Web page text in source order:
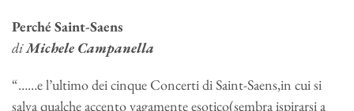
Perché Saint-Saens
diMichele Campanella
“……e l’ultimo dei cinque Concerti di Saint-Saens,in cui si
salva qualche accento vagamente esotico(sembra ispirarsi a